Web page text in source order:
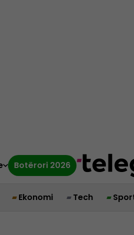
Botërori 2026
Ekonomi Tech